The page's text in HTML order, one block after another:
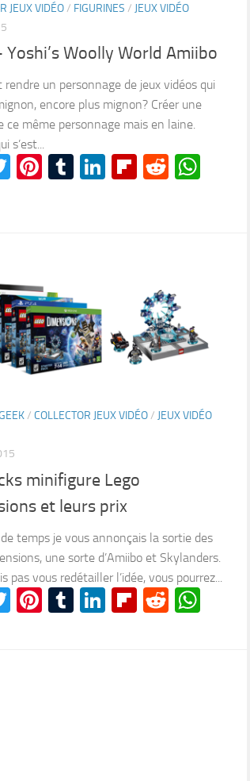
JEUX VIDÉO/ FIGURINES / JEUX VIDÉO
Yoshi’s Woolly World Amiibo
rendre un personnage de jeux vidéos qui
encore plus mignon? Créer une
ce même personnage mais en laine.
s’est...
Twitter
Pinterest
Tumblr
LinkedIn
Flipboard
Reddit
/ COLLECTOR JEUX VIDÉO/ JEUX VIDÉO
minifigure Lego
et leurs prix
temps je vous annonçais la sortie des
une sorte d’Amiibo et Skylanders.
pas vous redétailler l’idée, vous pourrez...
Twitter
Pinterest
Tumblr
LinkedIn
Flipboard
Reddit